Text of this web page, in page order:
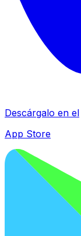
Descárgalo en el
App Store